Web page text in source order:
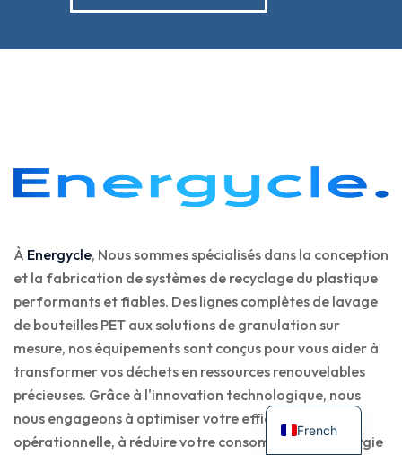
À Energycle, Nous sommes spécialisés dans la conception
et la fabrication de systèmes de recyclage du plastique
performants et fiables. Des lignes complètes de lavage
de bouteilles PET aux solutions de granulation sur
mesure, nos équipements sont conçus pour vous aider à
transformer vos déchets en ressources renouvelables
précieuses. Grâce à l'innovation technologique, nous
nous engageons à optimiser votre efficacité
opérationnelle, à réduire votre consommation d'énergie
French